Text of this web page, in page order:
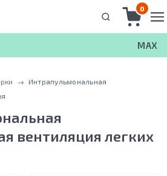
0
MAX
→
Интрапульмональная
вентиляция легких